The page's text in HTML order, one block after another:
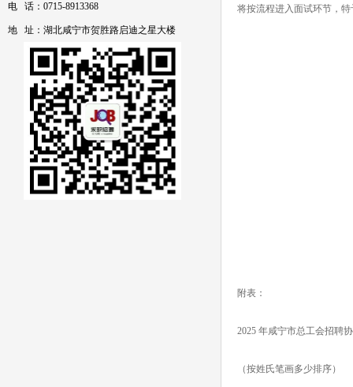
电 话：0715-8913368
地 址：湖北咸宁市贺胜路启迪之星大楼
将按流程进入面试环节，
附表：
2025 年咸宁市总工会招聘
（按姓氏笔画多少排序）